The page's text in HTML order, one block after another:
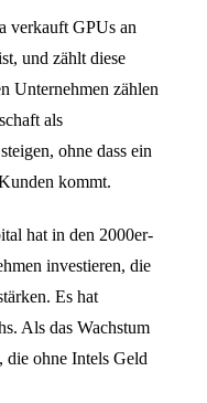
verkauft GPUs an
und zählt diese
Unternehmen zählen
als
ohne dass ein
kommt.
hat in den 2000er-
investieren, die
Es hat
Als das Wachstum
die ohne Intels Geld